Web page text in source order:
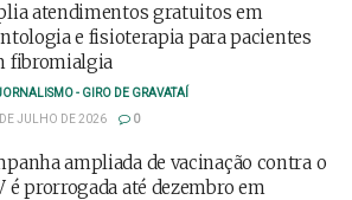
atendimentos gratuitos em
e fisioterapia para pacientes
fibromialgia
- GIRO DE GRAVATAÍ
JULHO DE 2026
0
ampliada de vacinação contra o
é prorrogada até dezembro em